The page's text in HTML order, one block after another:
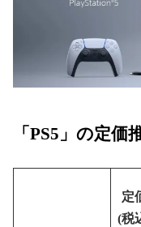
「PS5」の定価
定
(税